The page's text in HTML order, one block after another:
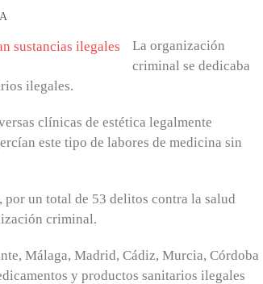
La organización
criminal se dedicaba
ilegales.
clínicas de estética legalmente
este tipo de labores de medicina sin
un total de 53 delitos contra la salud
criminal.
Málaga, Madrid, Cádiz, Murcia, Córdoba
y productos sanitarios ilegales